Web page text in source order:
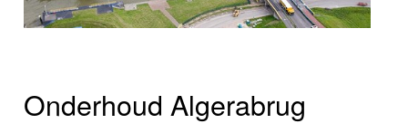
Onderhoud Algerabrug